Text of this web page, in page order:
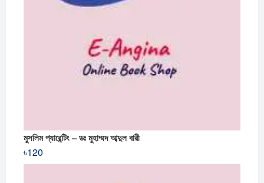
মুসলিম প্যারেন্টিং – ডঃ মুহাম্মদ আব্দুল বারী
৳120